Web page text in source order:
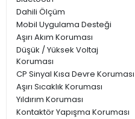
Dahili Ölçüm
Mobil Uygulama Desteği
Aşırı Akım Koruması
Düşük / Yüksek Voltaj
Koruması
CP Sinyal Kısa Devre Koruması
Aşırı Sıcaklık Koruması
Yıldırım Koruması
Kontaktör Yapışma Koruması